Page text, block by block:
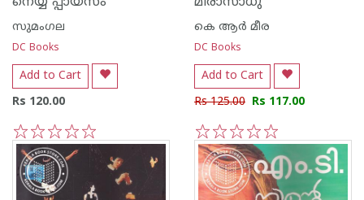
സുമംഗല
DC Books
Add to Cart
Rs 120.00
5
4
3
2
1
കെ ആര്‍ മീര
DC Books
Add to Cart
Rs 125.00 Rs 117.00
5
4
3
2
1